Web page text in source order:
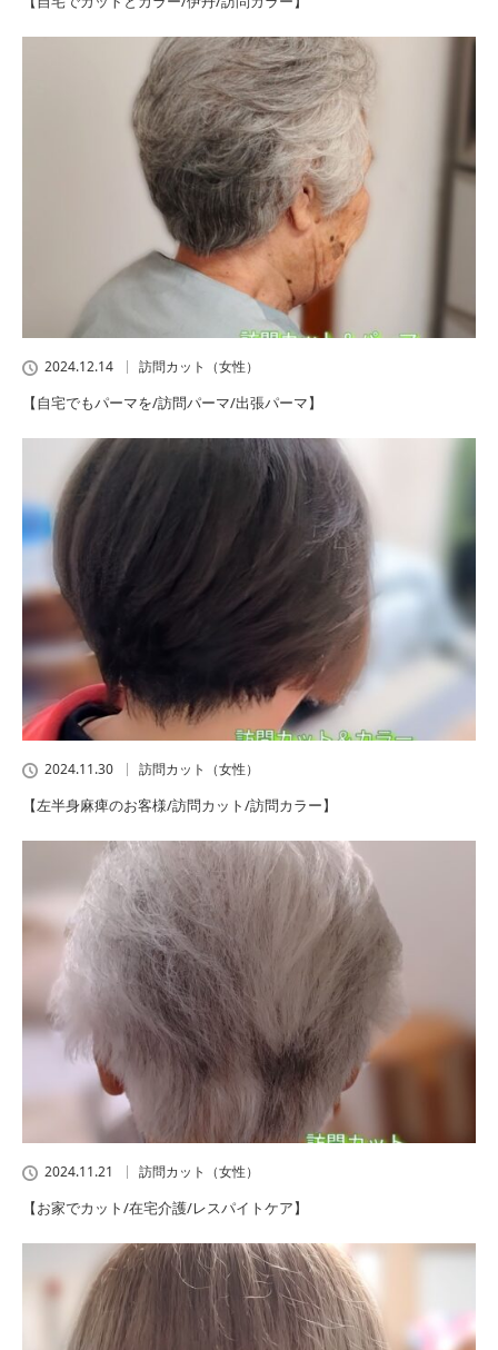
2024.12.14 訪問カット（女性）
【自宅でもパーマを/訪問パーマ/出張パーマ】
2024.11.30 訪問カット（女性）
【左半身麻痺のお客様/訪問カット/訪問カラー】
2024.11.21 訪問カット（女性）
【お家でカット/在宅介護/レスパイトケア】